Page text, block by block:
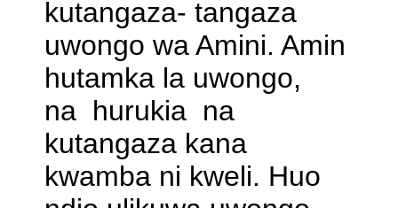
kutangaza- tangaza
uwongo wa Amini. Amin
hutamka la uwongo,
na hurukia na
kutangaza kana
kwamba ni kweli. Huo